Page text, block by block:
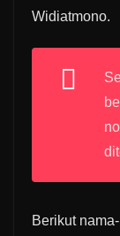
Widiatmono.
Berikut